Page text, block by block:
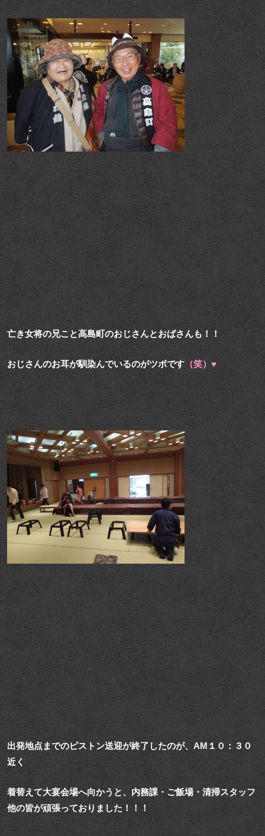
亡き女将の兄こと高島町のおじさんとおばさんも！！
おじさんのお耳が馴染んでいるのがツボです （笑）♥
出発地点までのピストン送迎が終了したのが、AM１０：３０
近く
着替えて大宴会場へ向かうと、内務課・ご飯場・清掃スタッフ
他の皆が頑張っておりました！！！